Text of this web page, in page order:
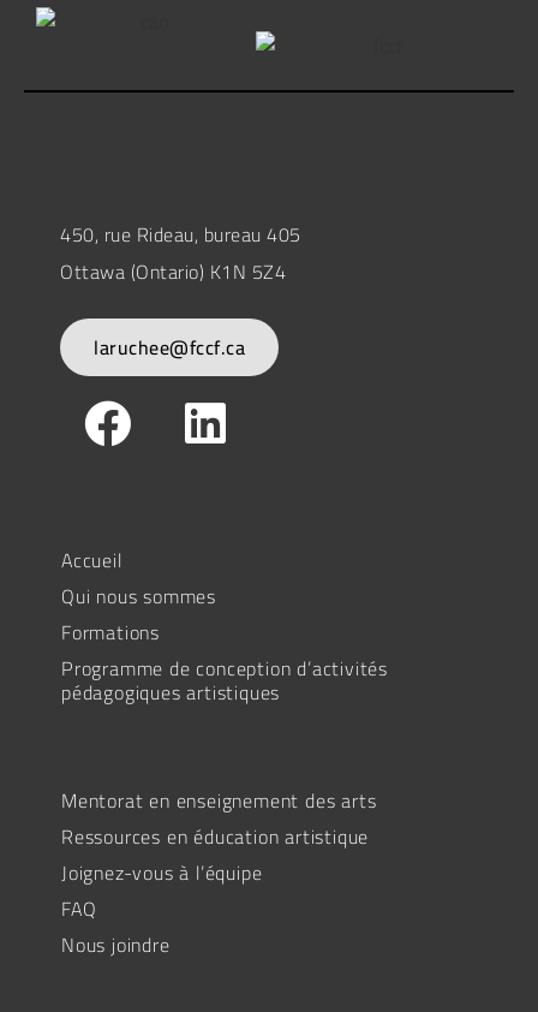
450, rue Rideau, bureau 405
Ottawa (Ontario) K1N 5Z4
laruchee@fccf.ca
Accueil
Qui nous sommes
Formations
Programme de conception d’activités
pédagogiques artistiques
Mentorat en enseignement des arts
Ressources en éducation artistique
Joignez-vous à l’équipe
FAQ
Nous joindre